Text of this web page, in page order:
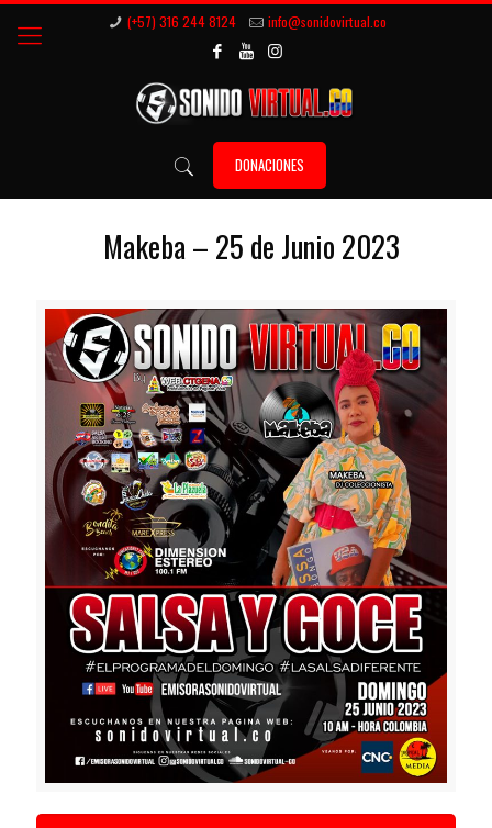
(+57) 316 244 8124 info@sonidovirtual.co
DONACIONES
Makeba – 25 de Junio 2023